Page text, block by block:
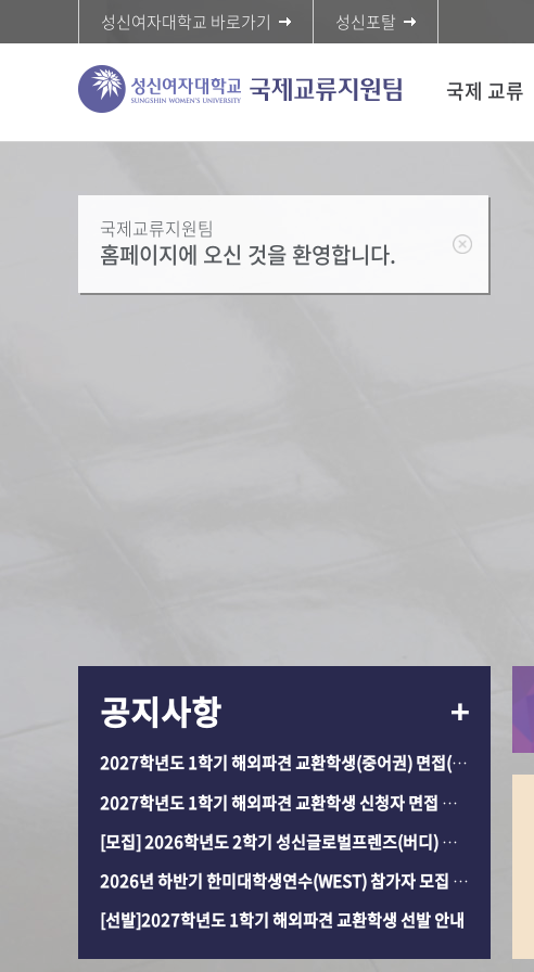
성신여자대학교 바로가기 성신포탈
국제 교류
국제교류지원팀
홈페이지에 오신 것을 환영합니다.
공지사항
2027학년도 1학기 해외파견 교환학생(중어권) 면접(ZOOM) 주소 재공지
2027학년도 1학기 해외파견 교환학생 신청자 면접 안내
[모집] 2026학년도 2학기 성신글로벌프렌즈(버디) 멘토 참가자 모집
2026년 하반기 한미대학생연수(WEST) 참가자 모집 공고
[선발]2027학년도 1학기 해외파견 교환학생 선발 안내